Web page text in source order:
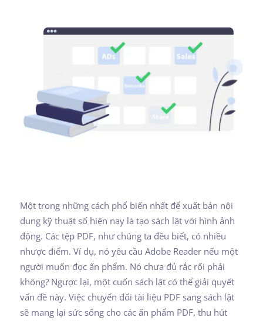
Một trong những cách phổ biến nhất để xuất bản nội
dung kỹ thuật số hiện nay là tạo sách lật với hình ảnh
động. Các tệp PDF, như chúng ta đều biết, có nhiều
nhược điểm. Ví dụ, nó yêu cầu Adobe Reader nếu một
người muốn đọc ấn phẩm. Nó chưa đủ rắc rối phải
không? Ngược lại, một cuốn sách lật có thể giải quyết
vấn đề này. Việc chuyển đổi tài liệu PDF sang sách lật
sẽ mang lại sức sống cho các ấn phẩm PDF, thu hút